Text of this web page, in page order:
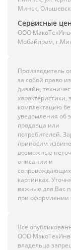
Минск,
Сервисные
ООО
Мобайлрем,
Производитель
за собой право
дизайн,
характеристики,
комплектацию
уведомления об
продавца или
потребителей.
приносим
возможные
описании и
сопровождающих
картинках.
важные для Вас
при оформлении
Все
ООО
владельца